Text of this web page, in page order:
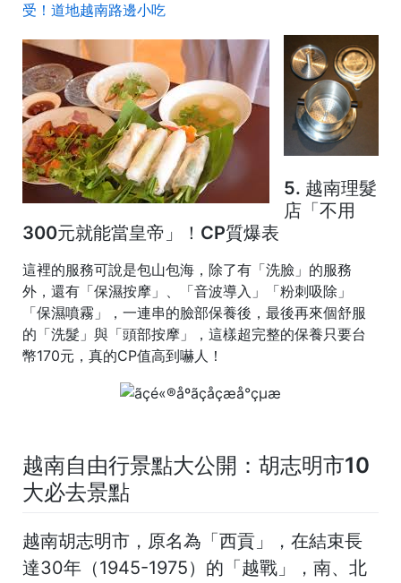
受！道地越南路邊小吃
5. 越南理髮
店「不用
300元就能當皇帝」！CP質爆表
這裡的服務可說是包山包海，除了有「洗臉」的服務
外，還有「保濕按摩」、「音波導入」「粉刺吸除」
「保濕噴霧」，一連串的臉部保養後，最後再來個舒服
的「洗髮」與「頭部按摩」，這樣超完整的保養只要台
幣170元，真的CP值高到嚇人！
越南自由行景點大公開：胡志明市10
大必去景點
越南胡志明市，原名為「西貢 」，在結束長
達30年（1945-1975）的「越戰」，南、北